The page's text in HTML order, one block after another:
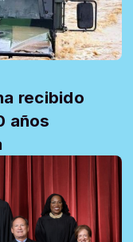
recibido
años